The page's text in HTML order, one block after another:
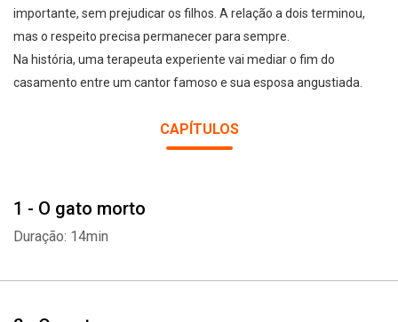
importante, sem prejudicar os filhos. A relação a dois terminou,
mas o respeito precisa permanecer para sempre.
Na história, uma terapeuta experiente vai mediar o fim do
casamento entre um cantor famoso e sua esposa angustiada.
CAPÍTULOS
1 - O gato morto
Duração: 14min